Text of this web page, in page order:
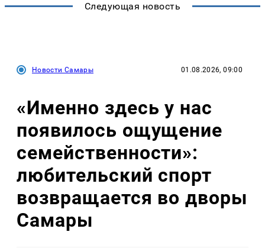
Следующая новость
Новости Самары 01.08.2026, 09:00
«Именно здесь у нас
появилось ощущение
семейственности»:
любительский спорт
возвращается во дворы
Самары